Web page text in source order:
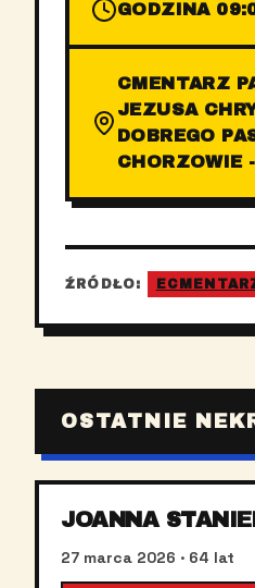
GODZINA
CMENTARZ
JEZUSA
DOBREGO
CHORZOWIE
ŹRÓDŁO:
OSTATNIE
JOANNA
27 marca 2026 · 64 lat